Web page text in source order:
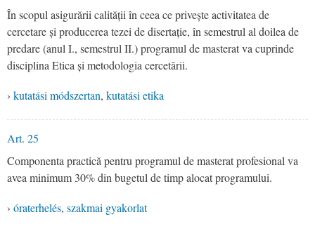
În scopul asigurării calității în ceea ce privește activitatea de
cercetare și producerea tezei de disertație, în semestrul al doilea de
predare (anul I., semestrul II.) programul de masterat va cuprinde
disciplina Etica și metodologia cercetării.
› kutatási módszertan, kutatási etika
Art. 25
Componenta practică pentru programul de masterat profesional va
avea minimum 30% din bugetul de timp alocat programului.
› óraterhelés, szakmai gyakorlat